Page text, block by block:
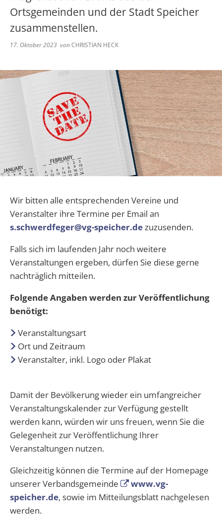
Kommunaler Entschuldungsfonds
Rufbus/Mitfahrerbänke/VRT
Bereitschaftsdienste
Notfall Nummern
Immobilienportal
Wappen
Abwasser
Grundschule Spangdahlem
Gymnasium Speicher
Kindertagesstätten Kita Herforst
Kita Speicher "Zauberland"
Kita Speicher "Kleine
Volkshochschule
Schwimmbad
Veranstaltungskalender
Ortsgemeinden und der Stadt Speicher
zusammenstellen.
17. Oktober 2023 vonCHRISTIAN HECK
Wir bitten alle entsprechenden Vereine und
Veranstalter ihre Termine per Email an
s.schwerdfeger@vg-speicher.de zuzusenden.
Falls sich im laufenden Jahr noch weitere
Veranstaltungen ergeben, dürfen Sie diese gerne
nachträglich mitteilen.
Folgende Angaben werden zur Veröffentlichung
benötigt:
Veranstaltungsart
Ort und Zeitraum
Veranstalter, inkl. Logo oder Plakat
Damit der Bevölkerung wieder ein umfangreicher
Veranstaltungskalender zur Verfügung gestellt
werden kann, würden wir uns freuen, wenn Sie die
Gelegenheit zur Veröffentlichung Ihrer
Veranstaltungen nutzen.
Gleichzeitig können die Termine auf der Homepage
unserer Verbandsgemeinde
www.vg-
speicher.de, sowie im Mitteilungsblatt nachgelesen
werden.